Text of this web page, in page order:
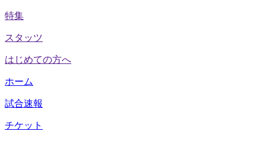
特集
スタッツ
はじめての方へ
ホーム
試合速報
チケット